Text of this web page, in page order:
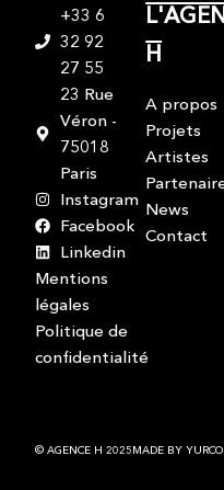
+33 6
32 92
27 55
23 Rue
Véron -
75018
Paris
Instagram
Facebook
Linkedin
Mentions
légales
Politique de
confidentialité
H
A propos
Projets
Artistes
News
Contact
© AGENCE H 2025MADE BY